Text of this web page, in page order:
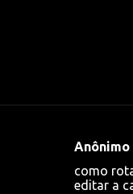
Anônimo
como
editar a